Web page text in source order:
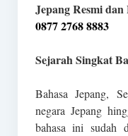
Jepang Resmi
0877 2768 8883
Sejarah Singkat
Bahasa Jepang,
negara Jepang
bahasa ini sudah